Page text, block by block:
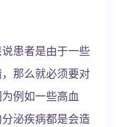
患者是由于一些
那么就必须要对
例如一些高血
泌疾病都是会造